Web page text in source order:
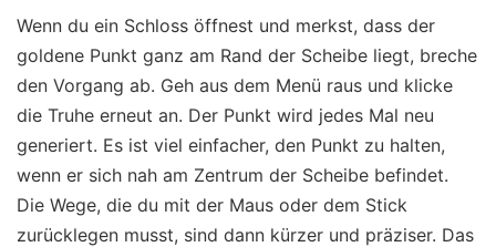
Wenn du ein Schloss öffnest und merkst, dass der
goldene Punkt ganz am Rand der Scheibe liegt, breche
den Vorgang ab. Geh aus dem Menü raus und klicke
die Truhe erneut an. Der Punkt wird jedes Mal neu
generiert. Es ist viel einfacher, den Punkt zu halten,
wenn er sich nah am Zentrum der Scheibe befindet.
Die Wege, die du mit der Maus oder dem Stick
zurücklegen musst, sind dann kürzer und präziser. Das